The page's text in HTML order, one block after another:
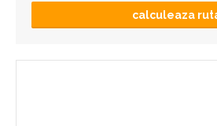
calculeaza